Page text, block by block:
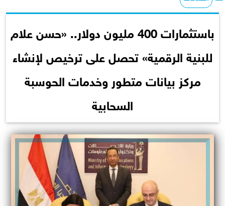
باستثمارات 400 مليون دولار.. «حسن علام
للبنية الرقمية» تحصل على ترخيص لإنشاء
مركز بيانات متطور وخدمات الحوسبة
السحابية